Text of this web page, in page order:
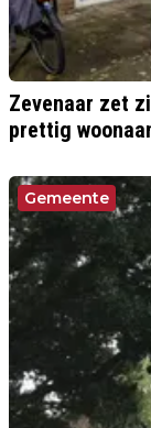
Zevenaar zet
prettig
Gemeente